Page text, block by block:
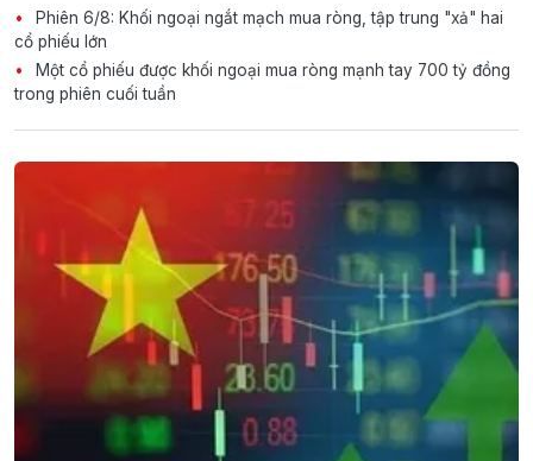
Phiên 6/8: Khối ngoại ngắt mạch mua ròng, tập trung "xả" hai
cổ phiếu lớn
Một cổ phiếu được khối ngoại mua ròng mạnh tay 700 tỷ đồng
trong phiên cuối tuần